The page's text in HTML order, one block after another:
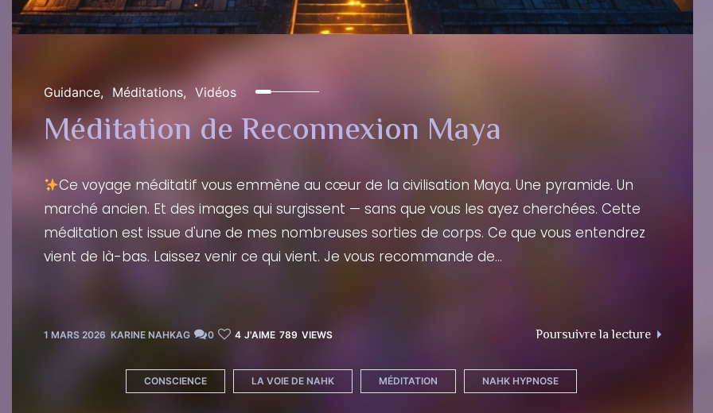
Guidance Méditations Vidéos
Méditation de Reconnexion Maya
Ce voyage méditatif vous emmène au cœur de la civilisation Maya. Une pyramide. Un
marché ancien. Et des images qui surgissent — sans que vous les ayez cherchées. Cette
méditation est issue d'une de mes nombreuses sorties de corps. Ce que vous entendrez
vient de là-bas. Laissez venir ce qui vient. Je vous recommande de…
1 MARS 2026 KARINE NAHKAG 0 4 J'AIME 789 VIEWS Poursuivre la lecture
CONSCIENCE LA VOIE DE NAHK MÉDITATION NAHK HYPNOSE